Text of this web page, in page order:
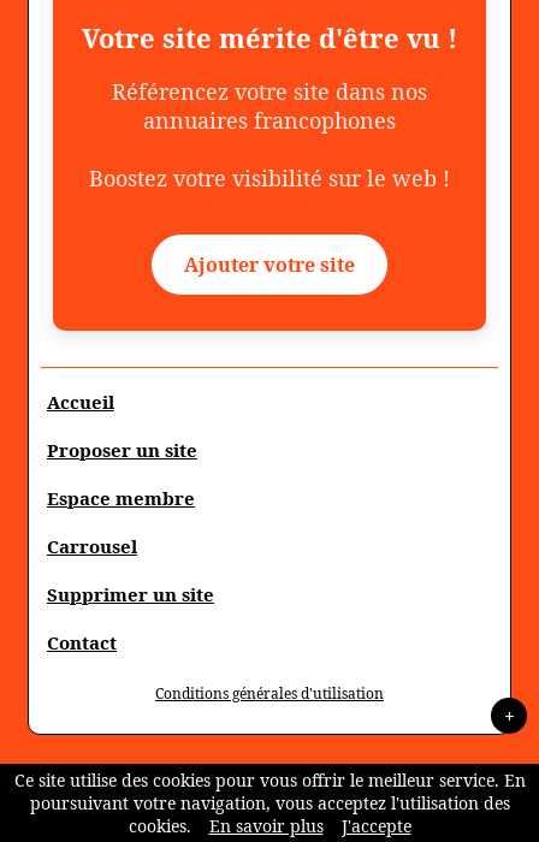
Votre site mérite d'être vu !
Référencez votre site dans nos
annuaires francophones
Boostez votre visibilité sur le web !
Ajouter votre site
Accueil
Proposer un site
Espace membre
Carrousel
Supprimer un site
Contact
Conditions générales d'utilisation
+
Ce site utilise des cookies pour vous offrir le meilleur service. En
poursuivant votre navigation, vous acceptez l'utilisation des
cookies.
En savoir plus J'accepte